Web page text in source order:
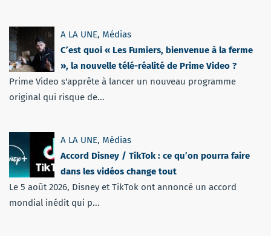
A LA UNE, Médias
C’est quoi « Les Fumiers, bienvenue à la ferme
», la nouvelle télé-réalité de Prime Video ?
Prime Video s'apprête à lancer un nouveau programme
original qui risque de...
A LA UNE, Médias
Accord Disney / TikTok : ce qu’on pourra faire
dans les vidéos change tout
Le 5 août 2026, Disney et TikTok ont annoncé un accord
mondial inédit qui p...